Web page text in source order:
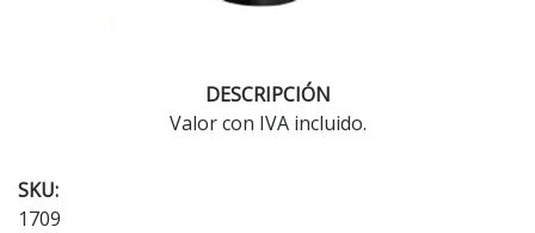
DESCRIPCIÓN
Valor con IVA incluido.
SKU:
1709